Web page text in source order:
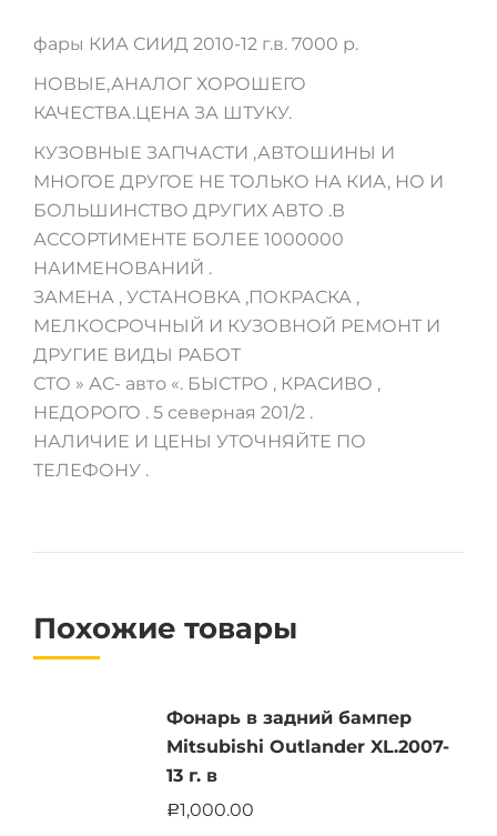
фары КИА СИИД 2010-12 г.в. 7000 р.
НОВЫЕ,АНАЛОГ ХОРОШЕГО
КАЧЕСТВА.ЦЕНА ЗА ШТУКУ.
КУЗОВНЫЕ ЗАПЧАСТИ ,АВТОШИНЫ И
МНОГОЕ ДРУГОЕ НЕ ТОЛЬКО НА КИА, НО И
БОЛЬШИНСТВО ДРУГИХ АВТО .В
АССОРТИМЕНТЕ БОЛЕЕ 1000000
НАИМЕНОВАНИЙ .
ЗАМЕНА , УСТАНОВКА ,ПОКРАСКА ,
МЕЛКОСРОЧНЫЙ И КУЗОВНОЙ РЕМОНТ И
ДРУГИЕ ВИДЫ РАБОТ
СТО » АС- авто «. БЫСТРО , КРАСИВО ,
НЕДОРОГО . 5 северная 201/2 .
НАЛИЧИЕ И ЦЕНЫ УТОЧНЯЙТЕ ПО
ТЕЛЕФОНУ .
Похожие товары
Фонарь в задний бампер
Mitsubishi Outlander XL.2007-
13 г. в
Р1,000.00